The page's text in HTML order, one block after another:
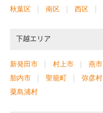
秋葉区 南区 西区
下越エリア
新発田市 村上市 燕市
胎内市
聖籠町 弥彦村
粟島浦村